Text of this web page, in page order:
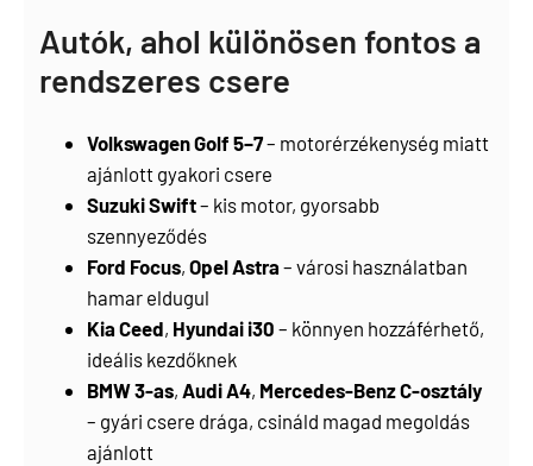
Autók, ahol különösen fontos a
rendszeres csere
Volkswagen Golf 5–7– motorérzékenység miatt
ajánlott gyakori csere
Suzuki Swift– kis motor, gyorsabb
szennyeződés
Ford Focus,Opel Astra – városi használatban
hamar eldugul
Kia Ceed, Hyundai i30 – könnyen hozzáférhető,
ideális kezdőknek
BMW 3-as,Audi A4, Mercedes-Benz C-osztály
– gyári csere drága, csináld magad megoldás
ajánlott